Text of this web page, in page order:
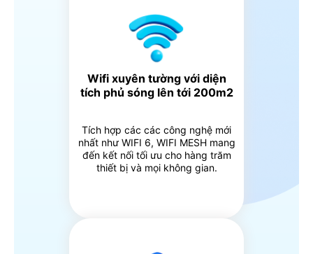
Wifi xuyên tường với diện
tích phủ sóng lên tới 200m2
Tích hợp các các công nghệ mới
nhất như WIFI 6, WIFI MESH mang
đến kết nối tối ưu cho hàng trăm
thiết bị và mọi không gian.